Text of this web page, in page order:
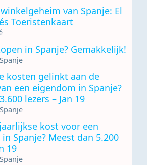
van Spanje: El
Toeristenkaart
in Spanje? Gemakkelijk!
kosten gelinkt aan de
een eigendom in Spanje?
lezers – Jan 19
kost voor een
Spanje? Meest dan 5.200
19